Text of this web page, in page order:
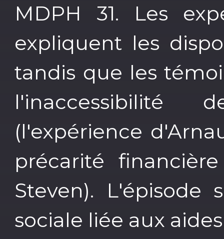
MDPH 31. Les
expliquent les
tandis que les
l'inaccessibilité
(l'expérience
précarité
Steven).
sociale liée aux